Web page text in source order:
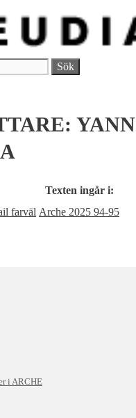
YANN
Texten ingår i:
farväl Arche 2025 94-95
i ARCHE